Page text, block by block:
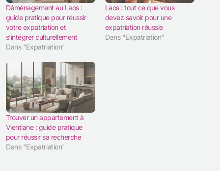
Déménagement au Laos :
guide pratique pour réussir
votre expatriation et
s’intégrer culturellement
Dans "Expatriation"
Laos : tout ce que vous
devez savoir pour une
expatriation réussie
Dans "Expatriation"
Trouver un appartement à
Vientiane : guide pratique
pour réussir sa recherche
Dans "Expatriation"